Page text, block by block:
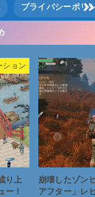
プライバシーポリ
ション
り上
ー！
崩壊したゾン
アフター」レ